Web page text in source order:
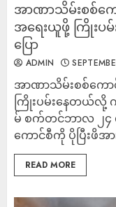
အာဏာသိမ်းစစ်
အရေးယူဖို့ ကြိုး
ပြော
ADMIN
အာဏာသိမ်းစစ်ကေ
ကြိုးပမ်းနေတယ်လို့
မ် စက်တင်ဘာလ ၂၄
ကောင်စီကို ပိုပြီးဖိအ
READ MORE